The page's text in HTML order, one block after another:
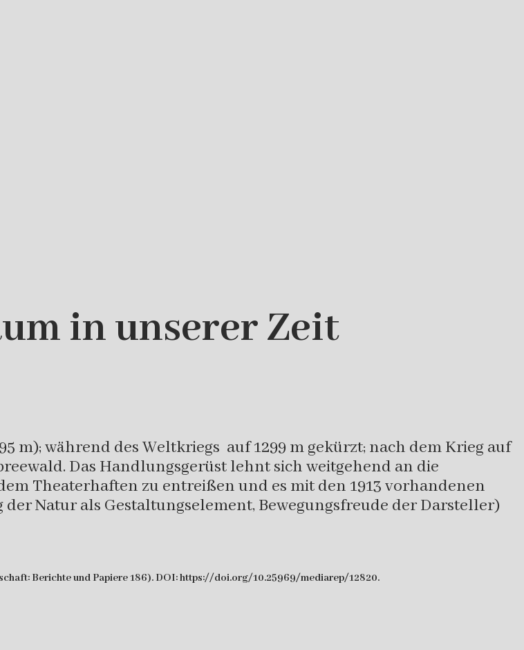
in unserer Zeit
m); während des Weltkriegs auf 1299 m gekürzt; nach dem Krieg auf
Das Handlungsgerüst lehnt sich weitgehend an die
Theaterhaften zu entreißen und es mit den 1913 vorhandenen
Natur als Gestaltungselement, Bewegungsfreude der Darsteller)
Berichte und Papiere 186). DOI: https://doi.org/10.25969/mediarep/12820.